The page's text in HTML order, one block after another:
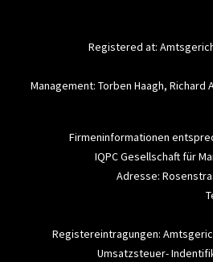
Registered at:
Management: Torben Haagh, Richard
Firmeninformationen
IQPC Gesellschaft für
Adresse:
Registereintragungen:
Umsatzsteuer-